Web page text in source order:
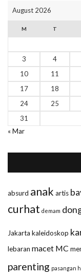
August 2026
M T
3
4
10
11
17
18
24
25
31
« Mar
absurd anak artis
curhat demam
Jakarta kaleidoskop
lebaran macet MC
parenting pasangan